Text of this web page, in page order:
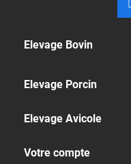
Elevage Bovin
Elevage Porcin
Elevage Avicole
Votre compte